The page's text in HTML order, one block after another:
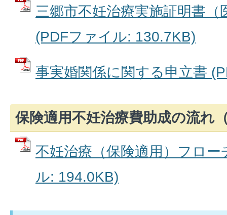
三郷市不妊治療実施証明書（
(PDFファイル: 130.7KB)
事実婚関係に関する申立書
保険適用不妊治療費助成の流れ
不妊治療（保険適用）フロ
ル: 194.0KB)